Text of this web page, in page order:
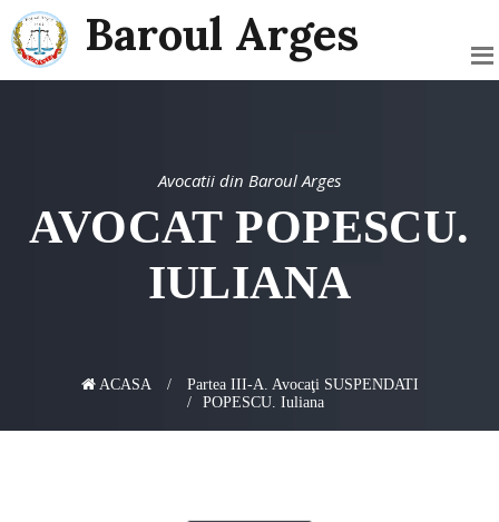
Baroul Arges
Avocatii din Baroul Arges
AVOCAT POPESCU.
IULIANA
ACASA
Partea III-A. Avocaţi SUSPENDATI
POPESCU. Iuliana